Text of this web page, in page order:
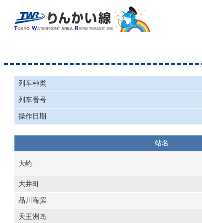
列车种类
列车番号
操作日期
站名
大崎
大井町
品川海滨
天王洲岛